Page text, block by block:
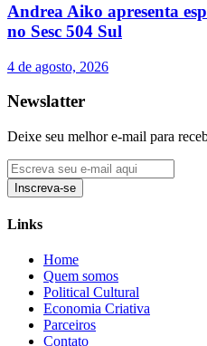
Andrea Aiko apresenta
no Sesc 504 Sul
4 de agosto, 2026
Newslatter
Deixe seu melhor e-mail para
Inscreva-se
Links
Home
Quem somos
Political Cultural
Economia Criativa
Parceiros
Contato